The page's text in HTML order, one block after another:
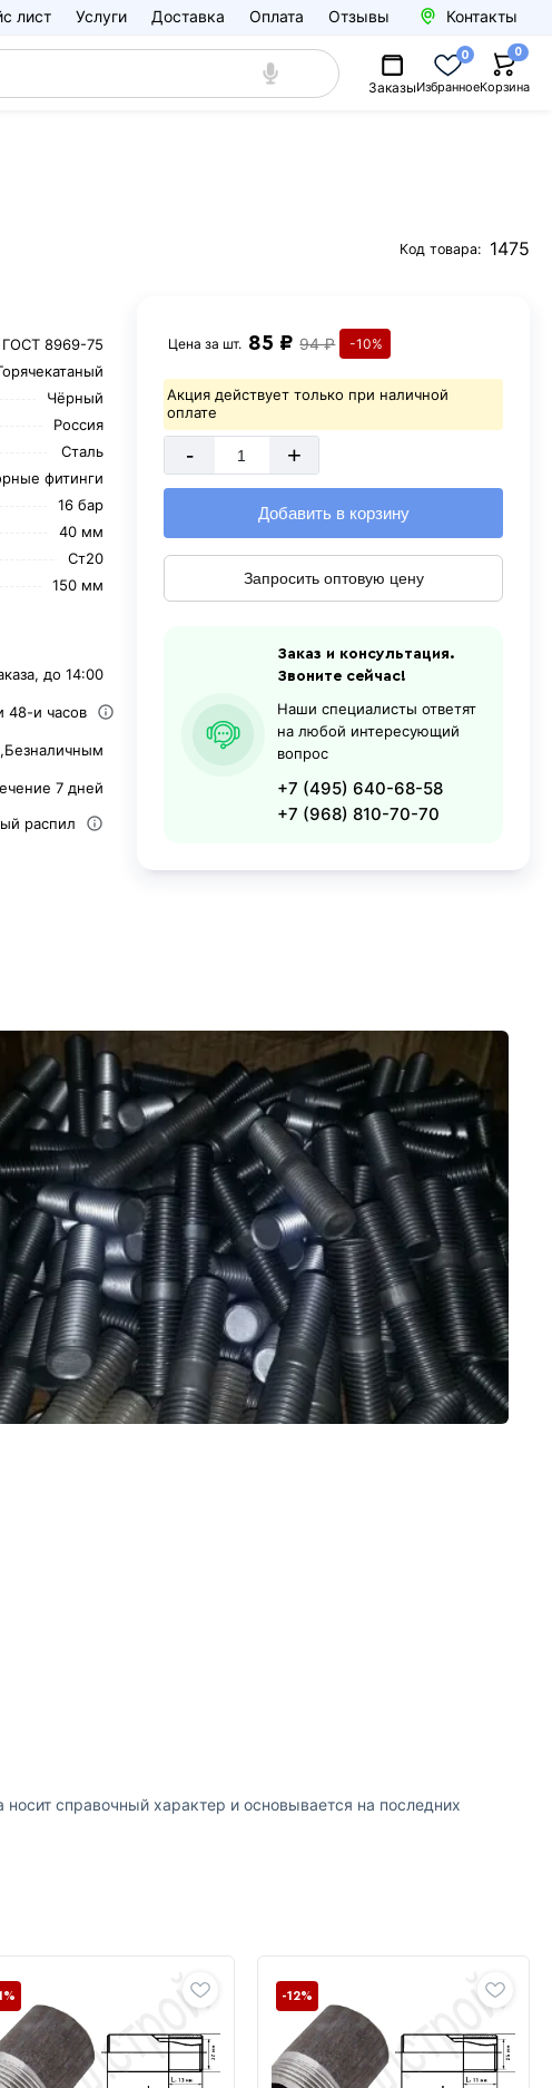
лист Услуги Доставка Оплата Отзывы Контакты
ЗаказыИзбранное
0
Корзина
0
Код товара: 1475
ГОСТ 8969-75
Чёрный
Россия
Сталь
фитинги
16 бар
40 мм
Ст20
150 мм
до 14:00
48-и часов
Безналичным
7 дней
распил
Цена за шт. 85 ₽ 94 ₽ -10%
Акция действует только при наличной
оплате
- +
Добавить в корзину
Запросить оптовую цену
Заказ и консультация.
Звоните сейчас!
Наши специалисты ответят
на любой интересующий
вопрос
+7 (495) 640-68-58
+7 (968) 810-70-70
справочный характер и основывается на последних
-12%